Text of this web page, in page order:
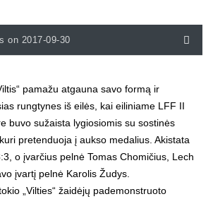
on 2017-09-30
pamažu atgauna savo formą ir
rungtynes iš eilės, kai eiliniame LFF II
buvo sužaista lygiosiomis su sostinės
kuri pretenduoja į aukso medalius. Akistata
o įvarčius pelnė Tomas Chomičius, Lech
įvartį pelnė Karolis Žudys.
„Vilties“ žaidėjų pademonstruoto